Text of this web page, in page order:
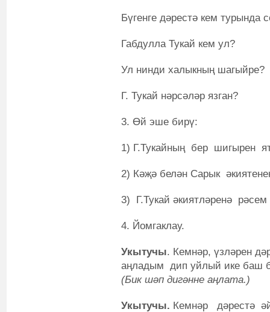
Бүгенге дәрестә кем турында
Габдулла Тукай кем ул?
Ул нинди халыкның шагыйре?
Г. Тукай нәрсәләр язган?
3. Өй эше бирү:
1) Г.Тукайның бер шигырен
2) Кәҗә белән Сарык
3) Г.Тукай әкиятләренә рәсем
4. Йомгаклау.
Укытучы. Кемнәр, үзләрен
аңладым дип уйлый ике баш
(Бик шәп дигәнне аңлата.)
Укытучы. Кемнәр дәрестә